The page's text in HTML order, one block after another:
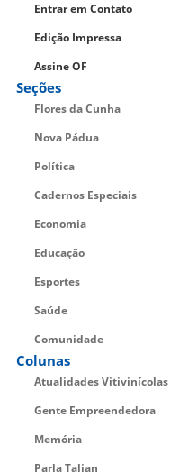
Entrar em Contato
Edição Impressa
Assine OF
Seções
Flores da Cunha
Nova Pádua
Política
Cadernos Especiais
Economia
Educação
Esportes
Saúde
Comunidade
Colunas
Atualidades Vitivinícolas
Gente Empreendedora
Memória
Parla Talian